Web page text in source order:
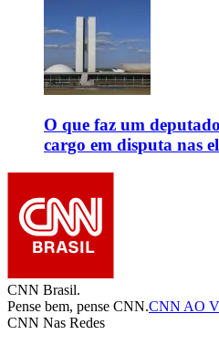
O que faz um
cargo em disputa nas
CNN Brasil.
Pense bem, pense CNN.CNN AO
CNN Nas Redes